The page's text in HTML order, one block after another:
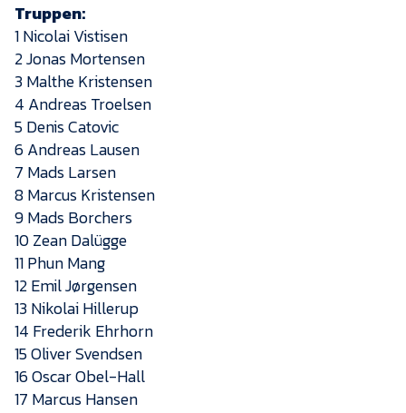
Truppen:
1 Nicolai Vistisen
2 Jonas Mortensen
3 Malthe Kristensen
4 Andreas Troelsen
5 Denis Catovic
6 Andreas Lausen
7 Mads Larsen
8 Marcus Kristensen
9 Mads Borchers
10 Zean Dalügge
11 Phun Mang
12 Emil Jørgensen
13 Nikolai Hillerup
14 Frederik Ehrhorn
15 Oliver Svendsen
16 Oscar Obel-Hall
17 Marcus Hansen